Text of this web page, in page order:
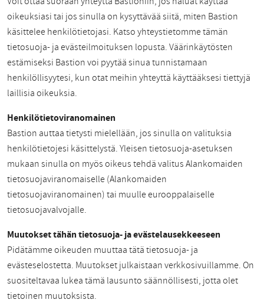
oikeuksiasi tai jos sinulla on kysyttävää siitä, miten Bastion
käsittelee henkilötietojasi. Katso yhteystietomme tämän
tietosuoja- ja evästeilmoituksen lopusta. Väärinkäytösten
estämiseksi Bastion voi pyytää sinua tunnistamaan
henkilöllisyytesi, kun otat meihin yhteyttä käyttääksesi tiettyjä
laillisia oikeuksia.
Henkilötietoviranomainen
Bastion auttaa tietysti mielellään, jos sinulla on valituksia
henkilötietojesi käsittelystä. Yleisen tietosuoja-asetuksen
mukaan sinulla on myös oikeus tehdä valitus Alankomaiden
tietosuojaviranomaiselle (Alankomaiden
tietosuojaviranomainen) tai muulle eurooppalaiselle
tietosuojavalvojalle.
Muutokset tähän tietosuoja- ja evästelausekkeeseen
Pidätämme oikeuden muuttaa tätä tietosuoja- ja
evästeselostetta. Muutokset julkaistaan verkkosivuillamme. On
suositeltavaa lukea tämä lausunto säännöllisesti, jotta olet
tietoinen muutoksista.